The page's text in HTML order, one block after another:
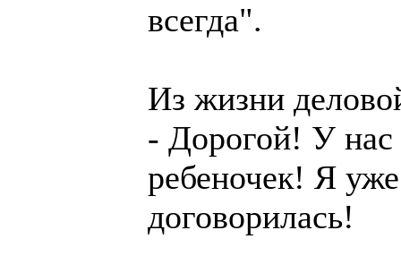
всегда".
Из жизни
- Дорогой! У нас
ребеночек! Я
договорилась!